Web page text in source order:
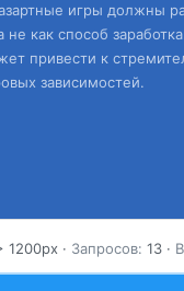
игры должны
не как способ
привести к
зависимостей.
Запросов 13